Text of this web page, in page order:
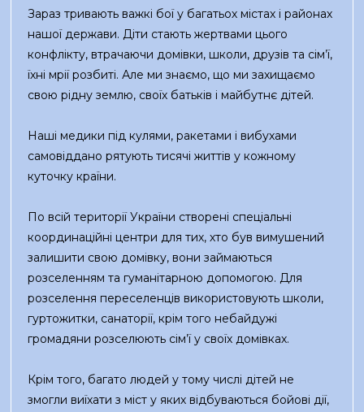
Зараз тривають важкі бої у багатьох містах і районах
нашої держави. Діти стають жертвами цього
конфлікту, втрачаючи домівки, школи, друзів та сім’ї,
їхні мрії розбиті. Але ми знаємо, що ми захищаємо
свою рідну землю, своїх батьків і майбутнє дітей.
Наші медики під кулями, ракетами і вибухами
самовіддано рятують тисячі життів у кожному
куточку країни.
По всій території України створені спеціальні
координаційні центри для тих, хто був вимушений
залишити свою домівку, вони займаються
розселенням та гуманітарною допомогою. Для
розселення переселенців використовують школи,
гуртожитки, санаторії, крім того небайдужі
громадяни розселюють сім’ї у своїх домівках.
Крім того, багато людей у тому числі дітей не
змогли виїхати з міст у яких відбуваються бойові дії,